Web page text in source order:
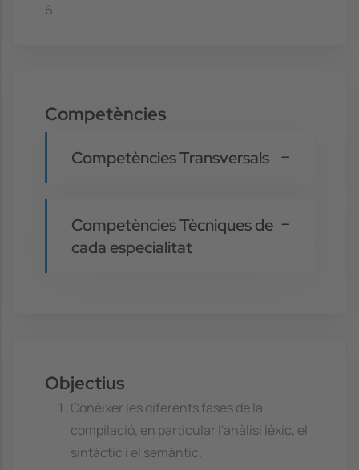
6
Competències
Competències Transversals
Competències Tècniques de
cada especialitat
Objectius
Conèixer les diferents fases de la
compilació, en particular l'anàlisi lèxic, el
sintàctic i el semàntic.